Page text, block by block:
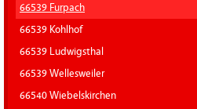
66539 Furpach
66539 Kohlhof
66539 Ludwigsthal
66539 Wellesweiler
66540 Wiebelskirchen